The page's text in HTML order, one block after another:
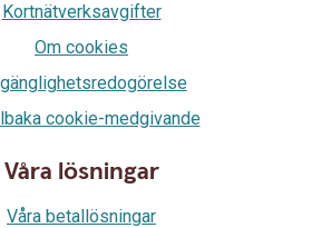
Kortnätverksavgifter
Om cookies
cookie-medgivande
Våra lösningar
Våra betallösningar